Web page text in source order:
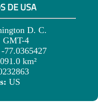
DE USA
D. C.
GMT-4
77.0365427
km²
US